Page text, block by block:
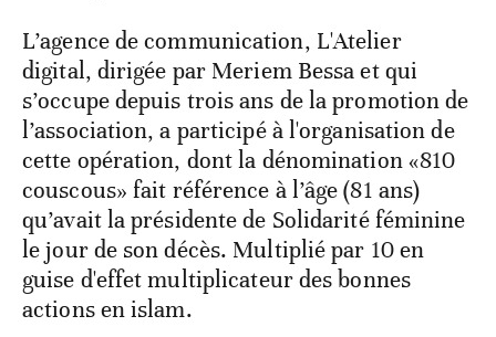
L’agence de communication, L'Atelier
digital, dirigée par Meriem Bessa et qui
s’occupe depuis trois ans de la promotion de
l’association, a participé à l'organisation de
cette opération, dont la dénomination «810
couscous» fait référence à l’âge (81 ans)
qu’avait la présidente de Solidarité féminine
le jour de son décès. Multiplié par 10 en
guise d'effet multiplicateur des bonnes
actions en islam.